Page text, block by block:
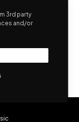
富的鉻鍍鋼
要一環！
3rd party
and/or